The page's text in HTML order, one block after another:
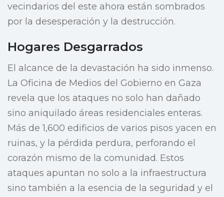
vecindarios del este ahora están sombrados
por la desesperación y la destrucción.
Hogares Desgarrados
El alcance de la devastación ha sido inmenso.
La Oficina de Medios del Gobierno en Gaza
revela que los ataques no solo han dañado
sino aniquilado áreas residenciales enteras.
Más de 1,600 edificios de varios pisos yacen en
ruinas, y la pérdida perdura, perforando el
corazón mismo de la comunidad. Estos
ataques apuntan no solo a la infraestructura
sino también a la esencia de la seguridad y el